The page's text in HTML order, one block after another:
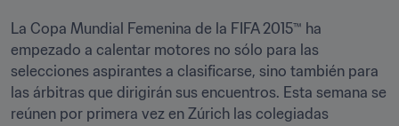
La Copa Mundial Femenina de la FIFA 2015™ ha
empezado a calentar motores no sólo para las
selecciones aspirantes a clasificarse, sino también para
las árbitras que dirigirán sus encuentros. Esta semana se
reúnen por primera vez en Zúrich las colegiadas